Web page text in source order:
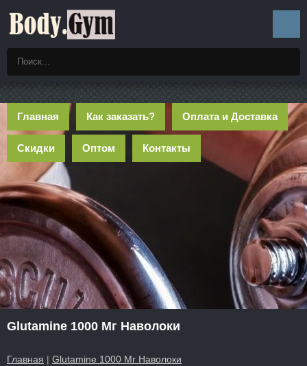
Главная Как заказать? Оплата и Доставка
Скидки Оптом Контакты
Glutamine 1000 Мг Наволоки
Главная | Glutamine 1000 Мг Наволоки